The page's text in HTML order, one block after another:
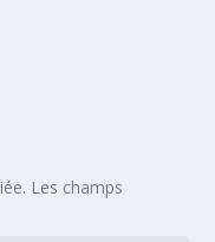
Les champs